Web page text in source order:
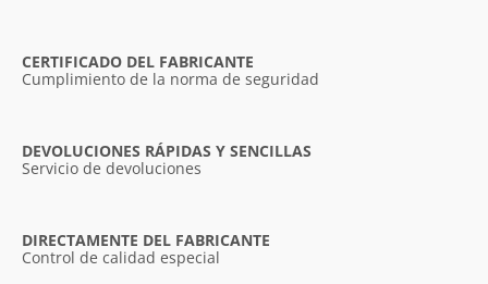
CERTIFICADO DEL FABRICANTE
Cumplimiento de la norma de seguridad
DEVOLUCIONES RÁPIDAS Y SENCILLAS
Servicio de devoluciones
DIRECTAMENTE DEL FABRICANTE
Control de calidad especial